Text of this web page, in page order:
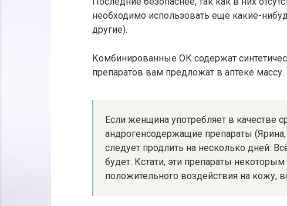
необходимо использовать ещё какие-
другие).
Комбинированные ОК содержат
препаратов вам предложат в аптеке
Если женщина употребляет в качестве
андрогенсодержащие препараты
следует продлить на несколько дней.
будет. Кстати, эти препараты
положительного воздействия на кожу,